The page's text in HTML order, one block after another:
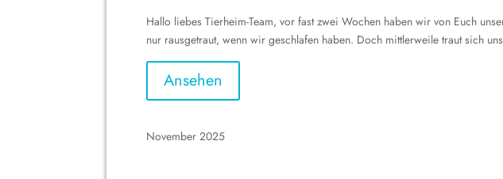
Hallo liebes Tierheim-Team, vor fast zwei Wochen haben wir von Euch
nur rausgetraut, wenn wir geschlafen haben. Doch mittlerweile traut sich
Ansehen
November 2025